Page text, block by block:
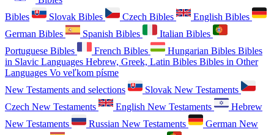
Bibles
Slovak Bibles Czech Bibles
English Bibles
German Bibles
Spanish Bibles
Italian Bibles
Portuguese Bibles
French Bibles Hungarian Bibles Bibles
in Slavic Languages Hebrew, Greek, Latin Bibles Bibles in Other
Languages Vo veľkom písme
New Testaments and selections
Slovak New Testaments
Czech New Testaments
English New Testaments
Hebrew
New Testaments
Russian New Testaments
German New